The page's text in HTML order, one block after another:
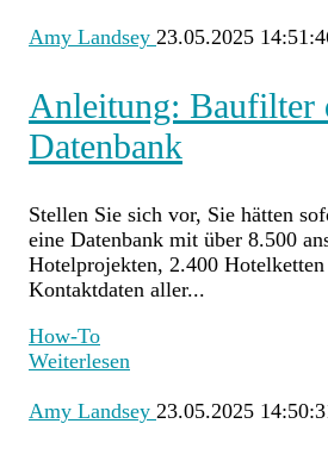
Amy Landsey 23.05.2025
Anleitung: Baufilter
Datenbank
Stellen Sie sich vor, Sie hätten
eine Datenbank mit über 8.500
Hotelprojekten, 2.400 Hotelketten
Kontaktdaten aller...
How-To
Weiterlesen
Amy Landsey 23.05.2025